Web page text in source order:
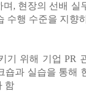
며, 현장의 선배 실
수행 수준을 지향
기 위해 기업 PR
숍과 실습을 통해
함